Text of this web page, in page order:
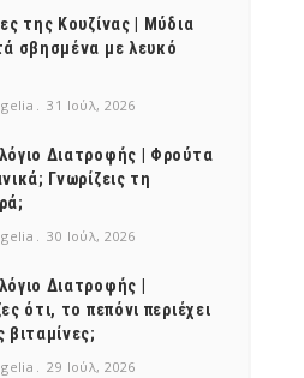
της Κουζίνας | Μύδια
σβησμένα με λευκό
31 Ιούλ, 2026
Διατροφής | Φρούτα
Γνωρίζεις τη
30 Ιούλ, 2026
Διατροφής |
ότι, το πεπόνι περιέχει
βιταμίνες;
29 Ιούλ, 2026
products